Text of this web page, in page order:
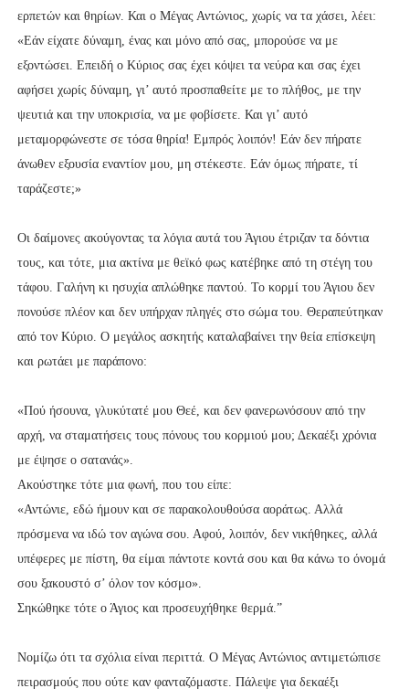
ερπετών και θηρίων. Και ο Μέγας Αντώνιος, χωρίς να τα χάσει, λέει:
«Εάν είχατε δύναμη, ένας και μόνο από σας, μπορούσε να με
εξοντώσει. Επειδή ο Κύριος σας έχει κόψει τα νεύρα και σας έχει
αφήσει χωρίς δύναμη, γι’ αυτό προσπαθείτε με το πλήθος, με την
ψευτιά και την υποκρισία, να με φοβίσετε. Και γι’ αυτό
μεταμορφώνεστε σε τόσα θηρία! Εμπρός λοιπόν! Εάν δεν πήρατε
άνωθεν εξουσία εναντίον μου, μη στέκεστε. Εάν όμως πήρατε, τί
ταράζεστε;»
Οι δαίμονες ακούγοντας τα λόγια αυτά του Άγιου έτριζαν τα δόντια
τους, και τότε, μια ακτίνα με θεϊκό φως κατέβηκε από τη στέγη του
τάφου. Γαλήνη κι ησυχία απλώθηκε παντού. Το κορμί του Άγιου δεν
πονούσε πλέον και δεν υπήρχαν πληγές στο σώμα του. Θεραπεύτηκαν
από τον Κύριο. Ο μεγάλος ασκητής καταλαβαίνει την θεία επίσκεψη
και ρωτάει με παράπονο:
«Πού ήσουνα, γλυκύτατέ μου Θεέ, και δεν φανερωνόσουν από την
αρχή, να σταματήσεις τους πόνους του κορμιού μου; Δεκαέξι χρόνια
με έψησε ο σατανάς».
Ακούστηκε τότε μια φωνή, που του είπε:
«Αντώνιε, εδώ ήμουν και σε παρακολουθούσα αοράτως. Αλλά
πρόσμενα να ιδώ τον αγώνα σου. Αφού, λοιπόν, δεν νικήθηκες, αλλά
υπέφερες με πίστη, θα είμαι πάντοτε κοντά σου και θα κάνω το όνομά
σου ξακουστό σ’ όλον τον κόσμο».
Σηκώθηκε τότε ο Άγιος και προσευχήθηκε θερμά.”
Νομίζω ότι τα σχόλια είναι περιττά. Ο Μέγας Αντώνιος αντιμετώπισε
πειρασμούς που ούτε καν φανταζόμαστε. Πάλεψε για δεκαέξι